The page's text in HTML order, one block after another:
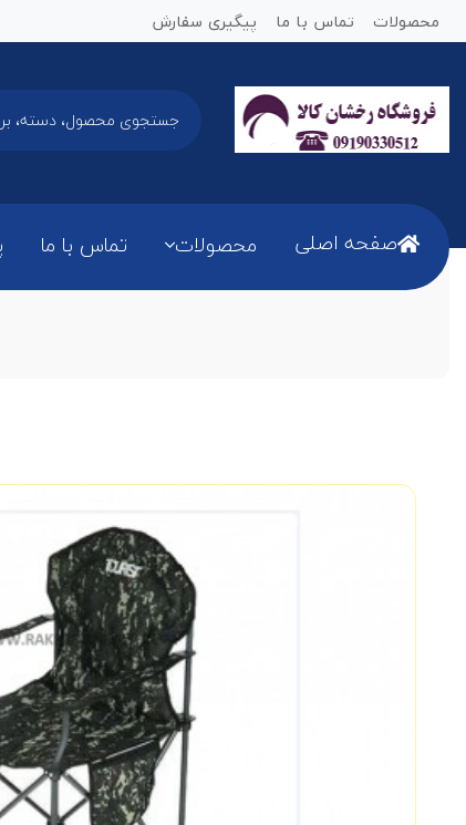
محصولات تماس با ما پیگیری سفارش
صفحه اصلی محصولات تماس با ما